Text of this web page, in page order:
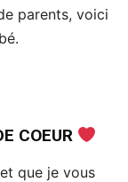
parents, voici
COEUR
que je vous